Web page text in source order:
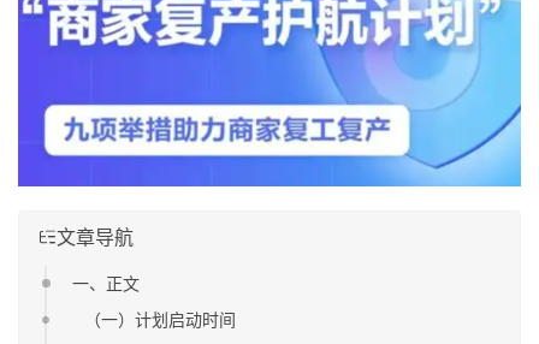
文章导航
一、正文
（一）计划启动时间